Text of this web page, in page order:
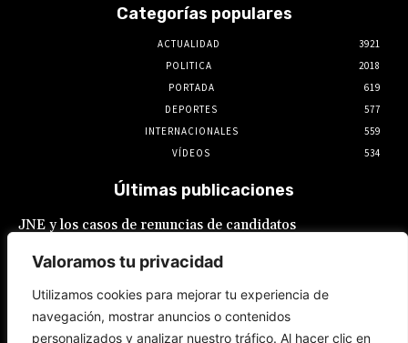
Valoramos tu privacidad
Utilizamos cookies para mejorar tu experiencia de
navegación, mostrar anuncios o contenidos
personalizados y analizar nuestro tráfico. Al hacer clic en
Categorías populares
ACTUALIDAD
3921
POLITICA
2018
PORTADA
619
DEPORTES
577
INTERNACIONALES
559
VÍDEOS
534
Últimas publicaciones
JNE y los casos de renuncias de candidatos
Constitución está por encima del reglamento
Rafael López Aliaga recibe sin rubor la